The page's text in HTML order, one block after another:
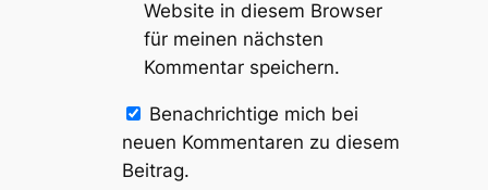
Website in diesem Browser
für meinen nächsten
Kommentar speichern.
Benachrichtige mich bei
neuen Kommentaren zu diesem
Beitrag.